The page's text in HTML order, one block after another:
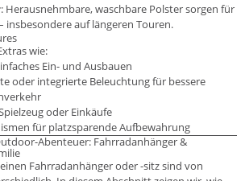
: Herausnehmbare, waschbare Polster sorgen für
insbesondere auf längeren Touren.
wie:
Ein- und Ausbauen
oder integrierte Beleuchtung für bessere
oder Einkäufe
für platzsparende Aufbewahrung
Abenteuer: Fahrradanhänger &
Fahrradanhänger oder -sitz sind von